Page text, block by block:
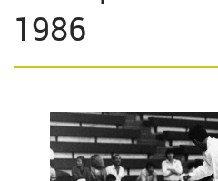
1986